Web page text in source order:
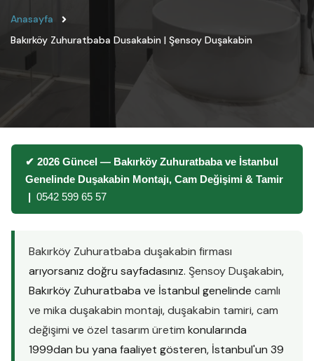
Anasayfa
Bakırköy Zuhuratbaba Dusakabin | Şensoy Duşakabin
✔ 2026 Güncel — Bakırköy Zuhuratbaba ve İstanbul
Genelinde Duşakabin Montajı, Cam Değişimi & Tamir
| 0542 599 65 57
Bakırköy Zuhuratbaba duşakabin firması
arıyorsanız doğru sayfadasınız. Şensoy Duşakabin,
Bakırköy Zuhuratbaba ve İstanbul genelinde camlı
ve mika duşakabin montajı,duşakabin tamiri,cam
değişimi ve özel tasarım üretim konularında
1999dan bu yana faaliyet gösteren, İstanbul'un 39